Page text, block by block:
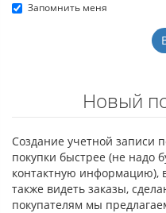
Запомнить меня
Новый
Создание учетной записи
покупки быстрее (не надо
контактную информацию),
также видеть заказы,
покупателям мы